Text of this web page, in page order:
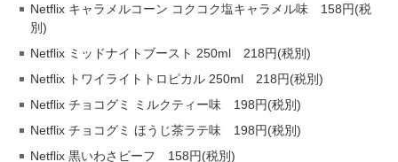
Netflix キャラメルコーン コクコク塩キャラメル味 158円(税
別)
Netflix ミッドナイトブースト 250ml 218円(税別)
Netflix トワイライトトロピカル 250ml 218円(税別)
Netflix チョコグミ ミルクティー味 198円(税別)
Netflix チョコグミ ほうじ茶ラテ味 198円(税別)
Netflix 黒いわさビーフ 158円(税別)